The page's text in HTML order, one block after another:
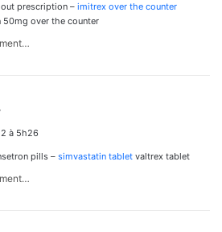
prescription – imitrex over the counter
50mg over the counter
t à 5h26
pills – simvastatin tablet valtrex tablet